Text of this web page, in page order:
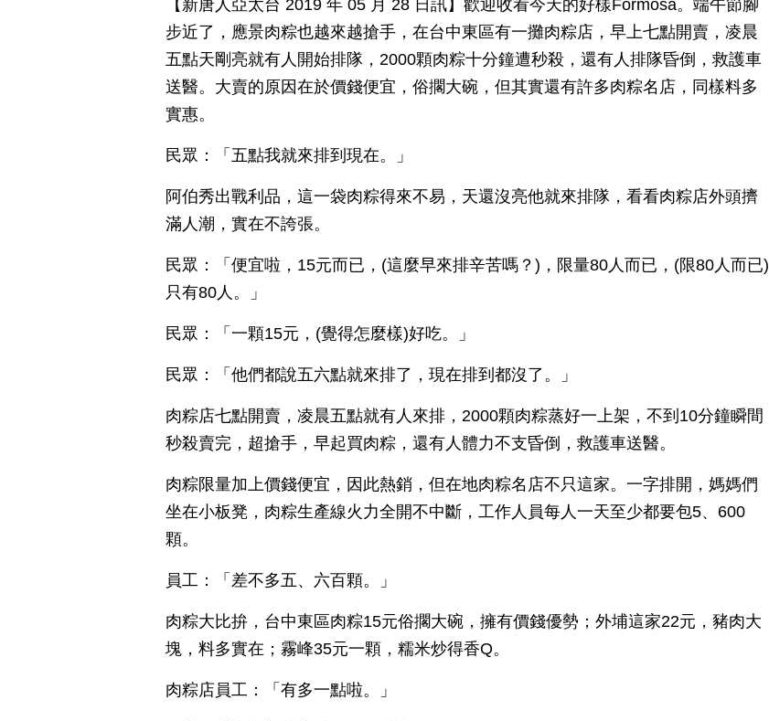
【新唐人亞太台 2019 年 05 月 28 日訊】歡迎收看今天的好樣Formosa。端午節腳
步近了，應景肉粽也越來越搶手，在台中東區有一攤肉粽店，早上七點開賣，凌晨
五點天剛亮就有人開始排隊，2000顆肉粽十分鐘遭秒殺，還有人排隊昏倒，救護車
送醫。大賣的原因在於價錢便宜，俗擱大碗，但其實還有許多肉粽名店，同樣料多
實惠。
民眾：「五點我就來排到現在。」
阿伯秀出戰利品，這一袋肉粽得來不易，天還沒亮他就來排隊，看看肉粽店外頭擠
滿人潮，實在不誇張。
民眾：「便宜啦，15元而已，(這麼早來排辛苦嗎？)，限量80人而已，(限80人而已)
只有80人。」
民眾：「一顆15元，(覺得怎麼樣)好吃。」
民眾：「他們都說五六點就來排了，現在排到都沒了。」
肉粽店七點開賣，凌晨五點就有人來排，2000顆肉粽蒸好一上架，不到10分鐘瞬間
秒殺賣完，超搶手，早起買肉粽，還有人體力不支昏倒，救護車送醫。
肉粽限量加上價錢便宜，因此熱銷，但在地肉粽名店不只這家。一字排開，媽媽們
坐在小板凳，肉粽生產線火力全開不中斷，工作人員每人一天至少都要包5、600
顆。
員工：「差不多五、六百顆。」
肉粽大比拚，台中東區肉粽15元俗擱大碗，擁有價錢優勢；外埔這家22元，豬肉大
塊，料多實在；霧峰35元一顆，糯米炒得香Q。
肉粽店員工：「有多一點啦。」